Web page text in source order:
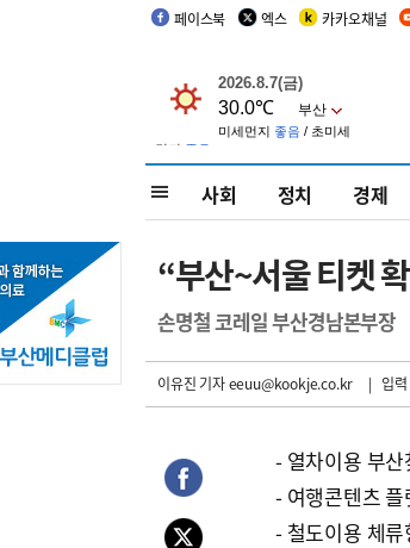
페이스북 엑스 카카오채널
사회 정치 경제
“부산~서울 티켓
손명철 코레일 부산경남본부장
이유진 기자eeuu@kookje.co.kr | 입력
- 열차이용 부
- 여행콘텐츠
- 철도이용 체